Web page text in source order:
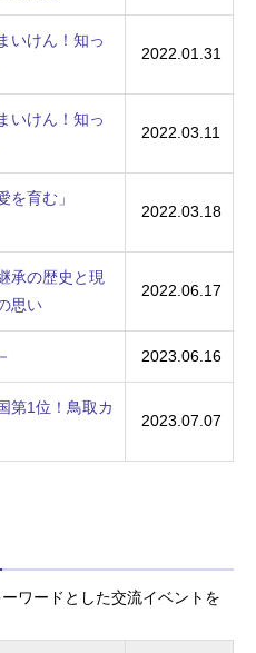
いけん！知っ
2022.01.31
いけん！知っ
2022.03.11
を育む」
2022.03.18
承の歴史と現
思い
2022.06.17
2023.06.16
第1位！鳥取カ
2023.07.07
ワードとした交流イベントを